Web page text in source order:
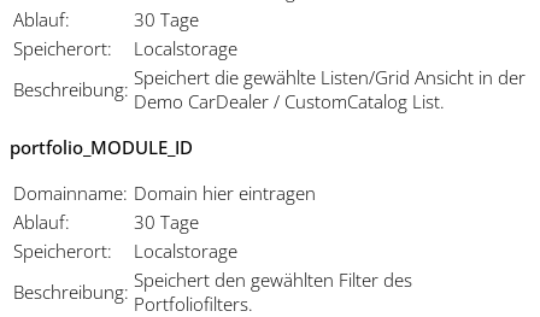
Ablauf:
30 Tage
Speicherort:
Localstorage
Beschreibung: Speichert die gewählte Listen/Grid Ansicht in der
Demo CarDealer / CustomCatalog List.
portfolio_MODULE_ID
Domainname: Domain hier eintragen
Ablauf:
30 Tage
Speicherort:
Localstorage
Beschreibung: Speichert den gewählten Filter des
Portfoliofilters.